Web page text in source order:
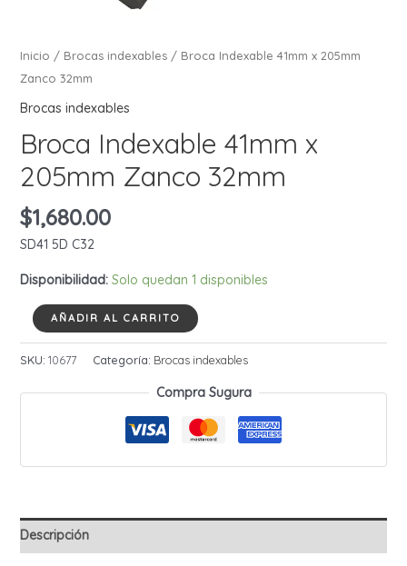
Inicio / Brocas indexables/ Broca Indexable 41mm x 205mm
Zanco 32mm
Brocas indexables
Broca Indexable 41mm x
205mm Zanco 32mm
$1,680.00
SD41 5D C32
Disponibilidad: Solo quedan 1 disponibles
Broca
Indexable
41mm
AÑADIR AL CARRITO
SKU: 10677 Categoría: Brocas indexables
Compra Sugura
Descripción